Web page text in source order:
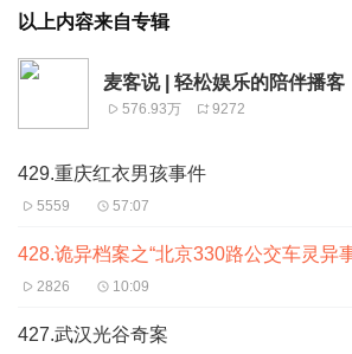
背后隐藏着怎样的秘密呢？一起来探寻
02:09 深更半夜的公交车之旅：灵异事
05:50 古装影视拍摄背后的诡异事件：
点站之谜
11:41 公交车上的邪术与失踪，老太太
法？
29:13 故宫里的午门阴邪事：游客的离
以上内容来自专辑
麦客说 | 轻松娱乐的陪伴播客
576.93万 9272
429.重庆红衣男孩事件
5559 57:07
428.诡异档案之“北京330路公交车灵异
2826 10:09
427.武汉光谷奇案